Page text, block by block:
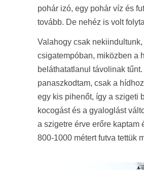
pohár izó, egy pohár víz és
tovább. De nehéz is volt
Valahogy csak nekiindultunk,
csigatempóban, miközben a
beláthatatlanul távolinak
panaszkodtam, csak a
egy kis pihenőt, így a szigeti
kocogást és a gyaloglást
a szigetre érve erőre kaptam
800-1000 métert futva tettük